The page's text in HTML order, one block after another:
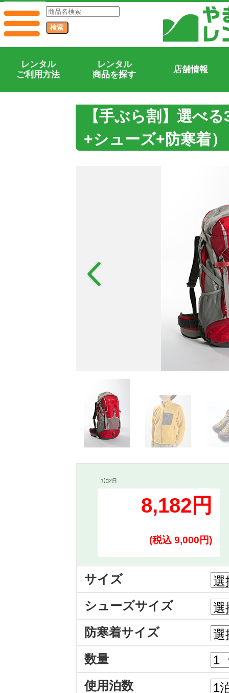
レンタル
ご利用方法
レンタル
商品を探す
店舗情報
【手ぶら割】選べ
+シューズ+防寒着
1泊2日
8,182円
(税込 9,000円)
サイズ
シューズサイズ
防寒着サイズ
数量
使用泊数